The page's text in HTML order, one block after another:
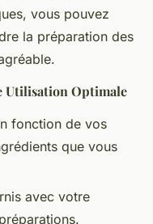
vous pouvez
la préparation des
Utilisation Optimale
fonction de vos
que vous
avec votre